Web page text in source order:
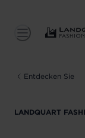
Entdecken Sie
LANDQUART